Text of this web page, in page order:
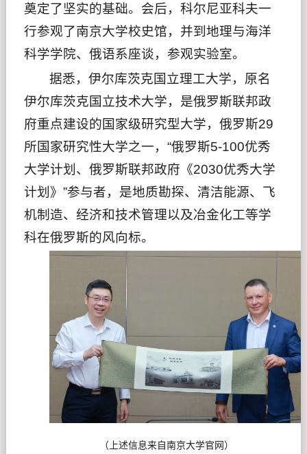
奠定了坚实的基础。会后，科尔尼亚科夫一
行参观了南京大学校史馆，并到地理与海洋
科学学院、俄语系座谈，参观实验室。
据悉，伊尔库茨克国立理工大学，原名
伊尔库茨克国立技术大学，是俄罗斯联邦政
府重点建设的国家级研究型大学，俄罗斯29
所国家研究性大学之一，“俄罗斯5-100优秀
大学计划、俄罗斯联邦政府《2030优秀大学
计划》”参与者，是地质勘探、清洁能源、飞
机制造、经济和技术管理以及冶金化工等学
科在俄罗斯的风向标。
（上述信息来自南京大学官网）